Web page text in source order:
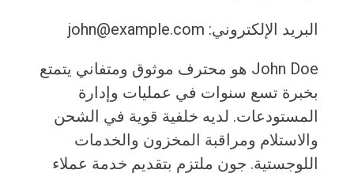
البريد الإلكتروني: john@example.com
John Doe هو محترف موثوق ومتفاني يتمتع
بخبرة تسع سنوات في عمليات وإدارة
المستودعات. لديه خلفية قوية في الشحن
والاستلام ومراقبة المخزون والخدمات
اللوجستية. جون ملتزم بتقديم خدمة عملاء